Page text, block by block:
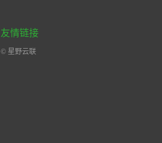
友情链接
© 星野云联